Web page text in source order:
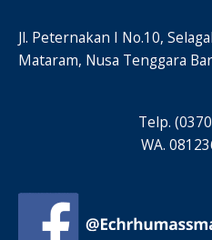
Jl. Peternakan I No.10,
Mataram, Nusa Tenggara
Telp.
WA.